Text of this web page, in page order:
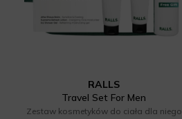
RALLS
Travel Set For Men
Zestaw kosmetyków do ciała dla niego